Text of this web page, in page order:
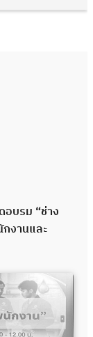
อบรม “ช่าง
งานและ